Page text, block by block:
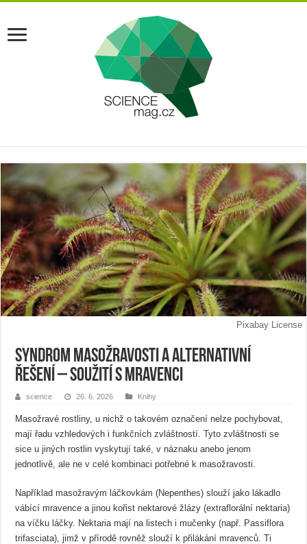
Pixabay License
Syndrom masožravosti a alternativní
řešení – soužití s mravenci
science 26. 6. 2026 Knihy
Masožravé rostliny, u nichž o takovém označení nelze pochybovat,
mají řadu vzhledových i funkčních zvláštností. Tyto zvláštnosti se
sice u jiných rostlin vyskytují také, v náznaku anebo jenom
jednotlivě, ale ne v celé kombinaci potřebné k masožravosti.
Například masožravým láčkovkám (Nepenthes) slouží jako lákadlo
vábící mravence a jinou kořist nektarové žlázy (extraflorální nektaria)
na víčku láčky. Nektaria mají na listech i mučenky (např. Passiflora
trifasciata), jimž v přírodě rovněž slouží k přilákání mravenců. Ti